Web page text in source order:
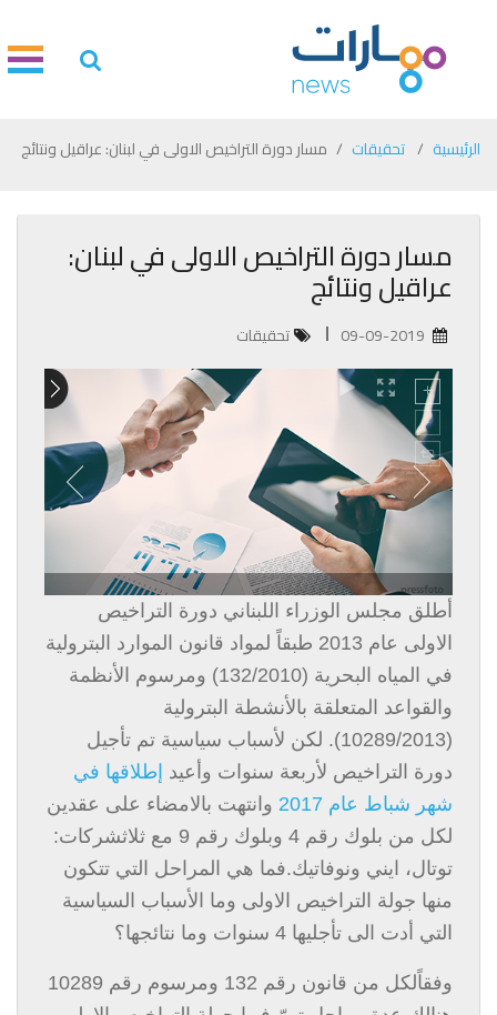
الرئيسية تحقيقات مسار دورة التراخيص الاولى في لبنان: عراقيل ونتائج
مسار دورة التراخيص الاولى في لبنان:
عراقيل ونتائج
تحقيقات
أطلق مجلس الوزراء اللبناني دورة التراخيص
الاولى عام 2013 طبقاً لمواد قانون الموارد البترولية
في المياه البحرية (132/2010) ومرسوم الأنظمة
والقواعد المتعلقة بالأنشطة البترولية
(10289/2013). لكن لأسباب سياسية تم تأجيل
دورة التراخيص لأربعة سنوات وأعيد إطلاقها في
شهر شباط عام 2017
وانتهت بالامضاء على عقدين
لكل من بلوك رقم 4 وبلوك رقم 9 مع ثلاثشركات:
توتال، ايني ونوفاتيك.فما هي المراحل التي تتكون
منها جولة التراخيص الاولى وما الأسباب السياسية
التي أدت الى تأجليها 4 سنوات وما نتائجها؟
وفقاًلكل من قانون رقم 132 ومرسوم رقم 10289